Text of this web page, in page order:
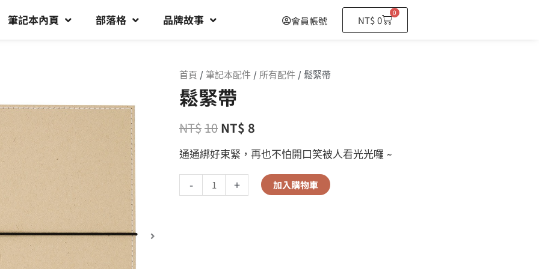
筆記本內頁 部落格 品牌故事 會員帳號 NT$0
0
購
物
首頁 / 筆記本配件 / 所有配件 / 鬆緊帶
鬆緊帶
NT$10 NT$ 8
通通綁好束緊，再也不怕開口笑被人看光光囉 ~
- + 加入購物車